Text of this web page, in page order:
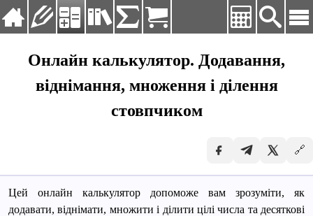
Українська
English
Español
Головна
Вправи
Таблиці і формули
Замовити розв'язок
Онлайн калькулятор. Додавання,
віднімання, множення і ділення
стовпчиком
🔗
Цей онлайн калькулятор допоможе вам зрозуміти, як
додавати, віднімати, множити і ділити цілі числа та десяткові